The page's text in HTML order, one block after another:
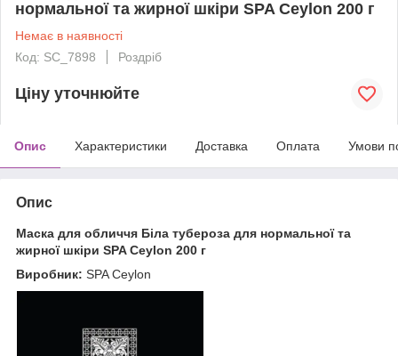
нормальної та жирної шкіри SPA Ceylon 200 г
Немає в наявності
Код: SC_7898
Роздріб
Ціну уточнюйте
Опис Характеристики Доставка Оплата Умови
Опис
Маска для обличчя Біла тубероза для нормальної та
жирної шкіри SPA Ceylon 200 г
Виробник: SPA Ceylon